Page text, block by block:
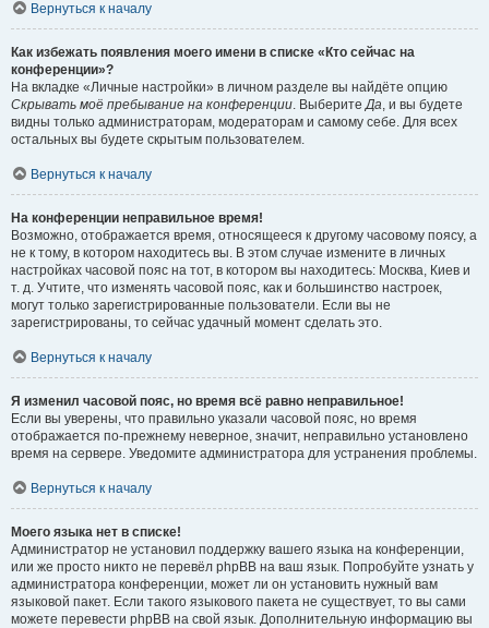
Вернуться к началу
Как избежать появления моего имени в списке «Кто сейчас на
конференции»?
На вкладке «Личные настройки» в личном разделе вы найдёте опцию
Скрывать моё пребывание на конференции. ВыберитеДа, и вы будете
видны только администраторам, модераторам и самому себе. Для всех
остальных вы будете скрытым пользователем.
Вернуться к началу
На конференции неправильное время!
Возможно, отображается время, относящееся к другому часовому поясу, а
не к тому, в котором находитесь вы. В этом случае измените в личных
настройках часовой пояс на тот, в котором вы находитесь: Москва, Киев и
т. д. Учтите, что изменять часовой пояс, как и большинство настроек,
могут только зарегистрированные пользователи. Если вы не
зарегистрированы, то сейчас удачный момент сделать это.
Вернуться к началу
Я изменил часовой пояс, но время всё равно неправильное!
Если вы уверены, что правильно указали часовой пояс, но время
отображается по-прежнему неверное, значит, неправильно установлено
время на сервере. Уведомите администратора для устранения проблемы.
Вернуться к началу
Моего языка нет в списке!
Администратор не установил поддержку вашего языка на конференции,
или же просто никто не перевёл phpBB на ваш язык. Попробуйте узнать у
администратора конференции, может ли он установить нужный вам
языковой пакет. Если такого языкового пакета не существует, то вы сами
можете перевести phpBB на свой язык. Дополнительную информацию вы